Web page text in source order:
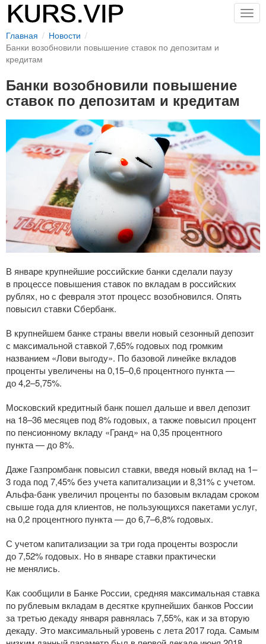
Главная
Новости
Банки возобновили повышение ставок по депозитам и
кредитам
Банки возобновили повышение
ставок по депозитам и кредитам
В январе крупнейшие российские банки сделали паузу
в процессе повышения ставок по вкладам в российских
рублях, но с февраля этот процесс возобновился. Опять
повысил ставки Сбербанк.
В крупнейшем банке страны ввели новый сезонный депозит
с максимальной ставкой 7,65% годовых под громким
названием «Лови выгоду». По базовой линейке вкладов
проценты увеличены на 0,15–0,6 процентного пункта —
до 4,2–5,75%.
Московский кредитный банк пошел дальше и ввел депозит
на 18–36 месяцев под 8% годовых, а также повысил процент
по пенсионному вкладу «Гранд» на 0,35 процентного
пункта — до 8%.
Даже Газпромбанк повысил ставки, введя новый вклад на 1–
3 года под 7,45% без учета капитализации и 8,31% с учетом.
Альфа-банкувеличил проценты по базовым вкладам сроком
свыше года для клиентов, не пользующихся пакетами услуг,
на 0,2 процентного пункта — до 6,7–6,8% годовых.
С учетом капитализации за три года проценты возросли
до 7,52% годовых. Но в январе ставки практически
не менялись.
Как сообщили в Банке России, средняя максимальная ставка
по рублевым вкладам в десятке крупнейших банков России
за третью декаду января равнялась 7,55%, как и за вторую
декаду. Это максимальный уровень с лета 2017 года. Самым